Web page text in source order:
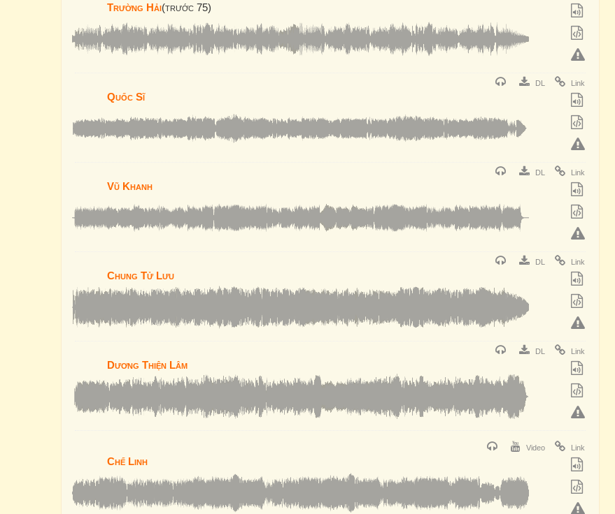
Trường Hải(trước 75)
DL Link
Quốc Sĩ
DL Link
Vũ Khanh
DL Link
Chung Tử Lưu
DL Link
Dương Thiện Lâm
Video Link
Chế Linh